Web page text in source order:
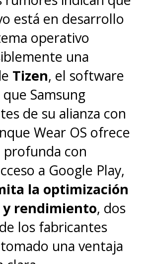
está en desarrollo
operativo
una
Tizen, el software
Samsung
de su alianza con
Wear OS ofrece
con
a Google Play,
la optimización
rendimiento, dos
los fabricantes
una ventaja